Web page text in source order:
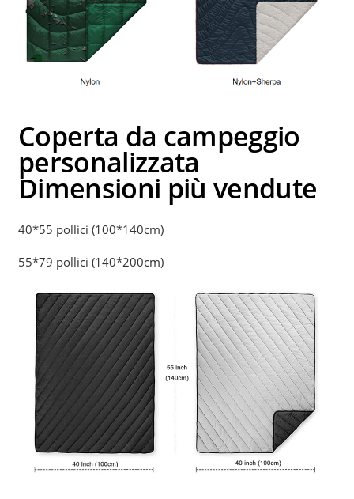
Coperta da campeggio
personalizzata
Dimensioni più vendute
40*55 pollici (100*140cm)
55*79 pollici (140*200cm)